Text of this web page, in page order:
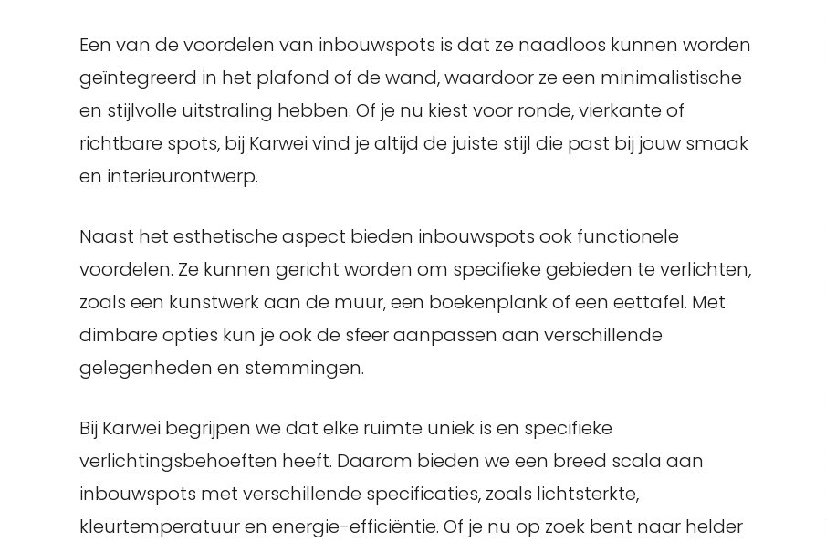
Een van de voordelen van inbouwspots is dat ze naadloos kunnen worden
geïntegreerd in het plafond of de wand, waardoor ze een minimalistische
en stijlvolle uitstraling hebben. Of je nu kiest voor ronde, vierkante of
richtbare spots, bij Karwei vind je altijd de juiste stijl die past bij jouw smaak
en interieurontwerp.
Naast het esthetische aspect bieden inbouwspots ook functionele
voordelen. Ze kunnen gericht worden om specifieke gebieden te verlichten,
zoals een kunstwerk aan de muur, een boekenplank of een eettafel. Met
dimbare opties kun je ook de sfeer aanpassen aan verschillende
gelegenheden en stemmingen.
Bij Karwei begrijpen we dat elke ruimte uniek is en specifieke
verlichtingsbehoeften heeft. Daarom bieden we een breed scala aan
inbouwspots met verschillende specificaties, zoals lichtsterkte,
kleurtemperatuur en energie-efficiëntie. Of je nu op zoek bent naar helder